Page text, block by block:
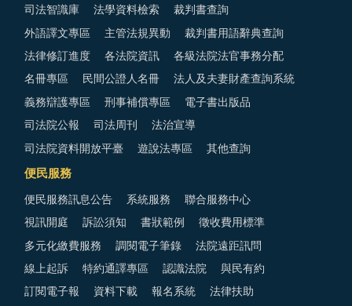
司法智識庫 法學資料檢索 裁判書查詢
外語譯文專區 主管法規異動 裁判書用語辭典查詢
法律修訂進度 各法院資訊 各級法院法官事務分配
名冊專區 民間公證人名冊 法人及夫妻財產查詢系統
義務辯護專區 刑事補償專區 電子書出版品
司法院公報 司法周刊 法治宣導
司法院資料開放平臺 遊說法專區 其他查詢
便民服務
便民服務訊息公告 系統服務 聯合服務中心
視訊開庭 訴訟須知 書狀範例 徵收費用標準
多元化繳費服務 調閱電子筆錄 法院遠距訊問
線上起訴 特約通譯專區 認識法院 與民有約
訂閱電子報 資料下載 報名系統 法律扶助